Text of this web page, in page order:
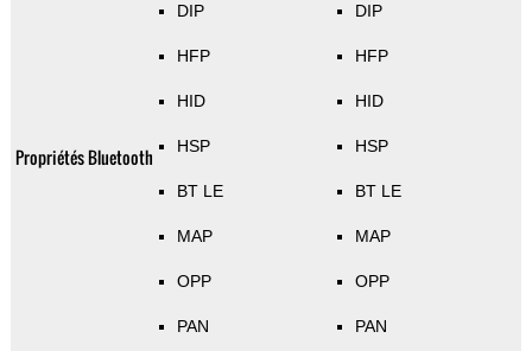
Propriétés Bluetooth
DIP
HFP
HID
HSP
BT LE
MAP
OPP
PAN
DIP
HFP
HID
HSP
BT LE
MAP
OPP
PAN